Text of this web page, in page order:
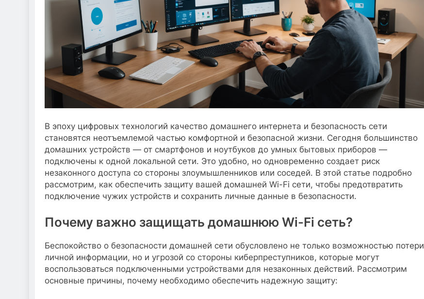
В эпоху цифровых технологий качество домашнего интернета и безопасность сети
становятся неотъемлемой частью комфортной и безопасной жизни. Сегодня большинство
домашних устройств — от смартфонов и ноутбуков до умных бытовых приборов —
подключены к одной локальной сети. Это удобно, но одновременно создает риск
незаконного доступа со стороны злоумышленников или соседей. В этой статье подробно
рассмотрим, как обеспечить защиту вашей домашней Wi-Fi сети, чтобы предотвратить
подключение чужих устройств и сохранить личные данные в безопасности.
Почему важно защищать домашнюю Wi-Fi сеть?
Беспокойство о безопасности домашней сети обусловлено не только возможностью потери
личной информации, но и угрозой со стороны киберпреступников, которые могут
воспользоваться подключенными устройствами для незаконных действий. Рассмотрим
основные причины, почему необходимо обеспечить надежную защиту: